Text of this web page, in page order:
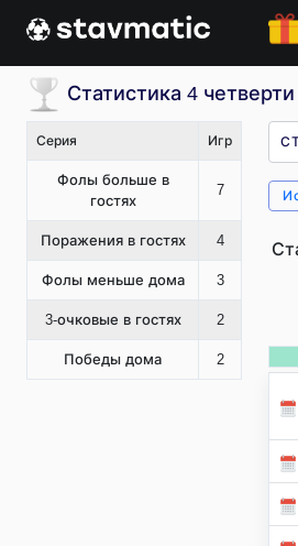
Статистика 4
Серия Игр
Фолы больше в
гостях
7
Поражения в гостях 4
Фолы меньше дома 3
3-очковые в гостях 2
Победы дома 2